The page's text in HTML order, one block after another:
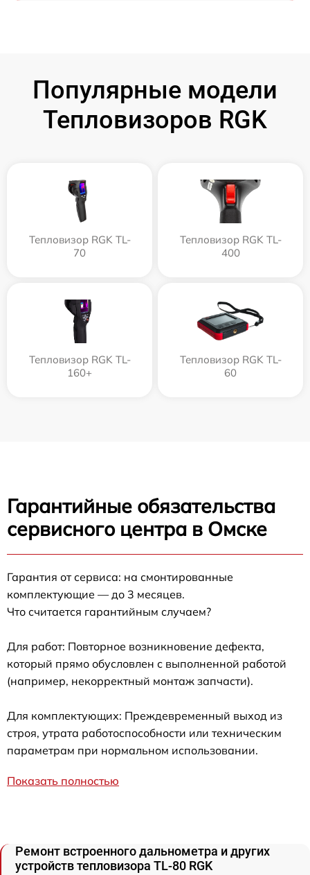
Популярные модели
Тепловизоров RGK
Тепловизор RGK TL-
70
Тепловизор RGK TL-
400
Тепловизор RGK TL-
160+
Тепловизор RGK TL-
60
Гарантийные обязательства
сервисного центра в Омске
Гарантия от сервиса: на смонтированные
комплектующие — до 3 месяцев.
Что считается гарантийным случаем?
Для работ: Повторное возникновение дефекта,
который прямо обусловлен с выполненной работой
(например, некорректный монтаж запчасти).
Для комплектующих: Преждевременный выход из
строя, утрата работоспособности или техническим
параметрам при нормальном использовании.
Показать полностью
Ремонт встроенного дальнометра и других
устройств тепловизора TL-80 RGK